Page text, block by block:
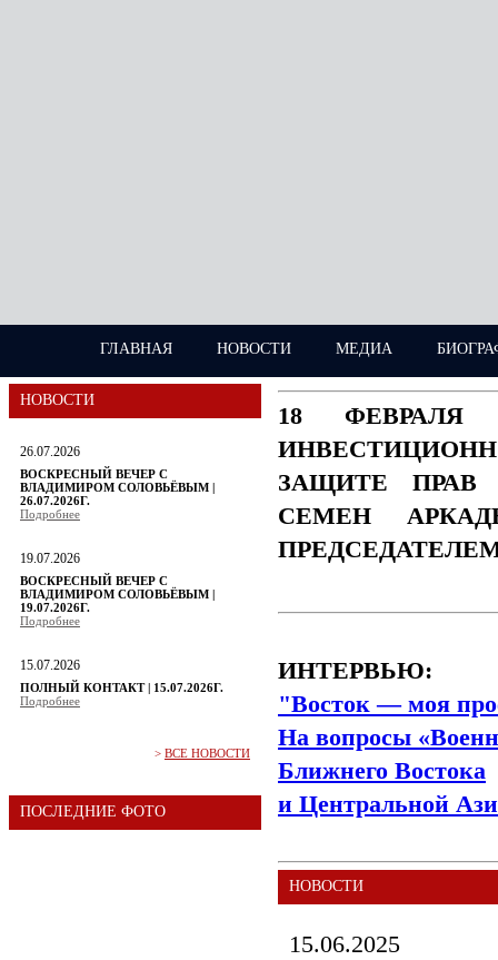
ГЛАВНАЯ НОВОСТИ МЕДИА
НОВОСТИ
26.07.2026
ВОСКРЕСНЫЙ ВЕЧЕР С
ВЛАДИМИРОМ СОЛОВЬЁВЫМ |
26.07.2026Г.
Подробнее
19.07.2026
ВОСКРЕСНЫЙ ВЕЧЕР С
ВЛАДИМИРОМ СОЛОВЬЁВЫМ |
19.07.2026Г.
Подробнее
15.07.2026
ПОЛНЫЙ КОНТАКТ | 15.07.2026Г.
Подробнее
> ВСЕ НОВОСТИ
ПОСЛЕДНИЕ ФОТО
18 ФЕВРАЛЯ
ЗАЩИТЕ ПРАВ
СЕМЕН
ИНТЕРВЬЮ:
"Восток — моя
На вопросы
Ближнего Востока
и Центральной
НОВОСТИ
15.06.2025